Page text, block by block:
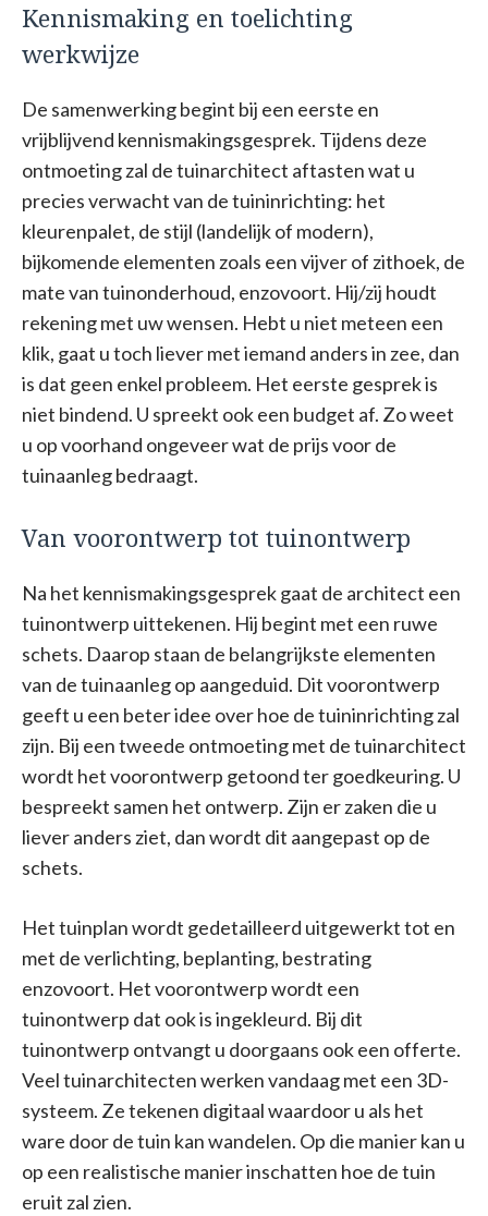
Kennismaking en toelichting
werkwijze
De samenwerking begint bij een eerste en
vrijblijvend kennismakingsgesprek. Tijdens deze
ontmoeting zal de tuinarchitect aftasten wat u
precies verwacht van de tuininrichting: het
kleurenpalet, de stijl (landelijk of modern),
bijkomende elementen zoals een vijver of zithoek, de
mate van tuinonderhoud, enzovoort. Hij/zij houdt
rekening met uw wensen. Hebt u niet meteen een
klik, gaat u toch liever met iemand anders in zee, dan
is dat geen enkel probleem. Het eerste gesprek is
niet bindend. U spreekt ook een budget af. Zo weet
u op voorhand ongeveer wat de prijs voor de
tuinaanleg bedraagt.
Van voorontwerp tot tuinontwerp
Na het kennismakingsgesprek gaat de architect een
tuinontwerp uittekenen. Hij begint met een ruwe
schets. Daarop staan de belangrijkste elementen
van de tuinaanleg op aangeduid. Dit voorontwerp
geeft u een beter idee over hoe de tuininrichting zal
zijn. Bij een tweede ontmoeting met de tuinarchitect
wordt het voorontwerp getoond ter goedkeuring. U
bespreekt samen het ontwerp. Zijn er zaken die u
liever anders ziet, dan wordt dit aangepast op de
schets.
Het tuinplan wordt gedetailleerd uitgewerkt tot en
met de verlichting, beplanting, bestrating
enzovoort. Het voorontwerp wordt een
tuinontwerp dat ook is ingekleurd. Bij dit
tuinontwerp ontvangt u doorgaans ook een offerte.
Veel tuinarchitecten werken vandaag met een 3D-
systeem. Ze tekenen digitaal waardoor u als het
ware door de tuin kan wandelen. Op die manier kan u
op een realistische manier inschatten hoe de tuin
eruit zal zien.